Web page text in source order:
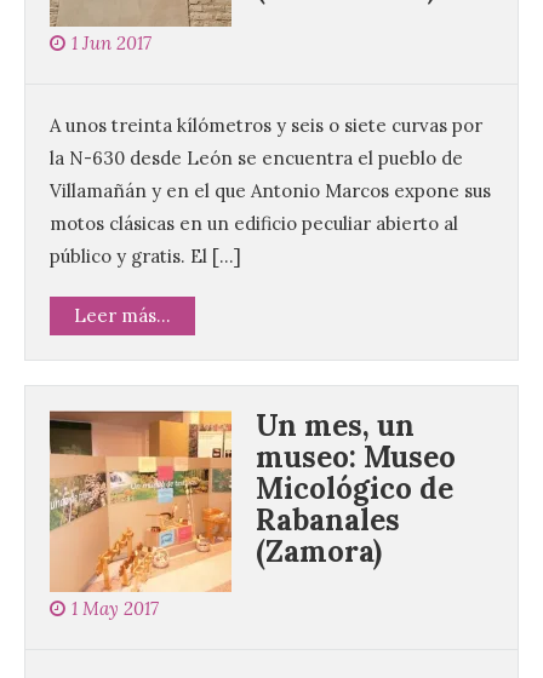
1 Jun 2017
A unos treinta kílómetros y seis o siete curvas por
la N-630 desde León se encuentra el pueblo de
Villamañán y en el que Antonio Marcos expone sus
motos clásicas en un edificio peculiar abierto al
público y gratis. El […]
Leer más...
Un mes, un
museo: Museo
Micológico de
Rabanales
(Zamora)
1 May 2017